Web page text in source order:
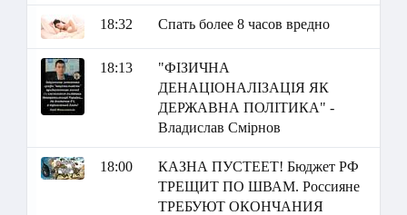
18:32 Спать более 8 часов вредно
18:13
"ФІЗИЧНА
ДЕНАЦІОНАЛІЗАЦІЯ ЯК
ДЕРЖАВНА ПОЛІТИКА" -
Владислав Смірнов
18:00
КАЗНА ПУСТЕЕТ! Бюджет РФ
ТРЕЩИТ ПО ШВАМ. Россияне
ТРЕБУЮТ ОКОНЧАНИЯ